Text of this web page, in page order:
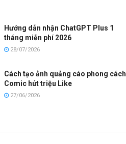
Hướng dẫn nhận ChatGPT Plus 1
tháng miễn phí 2026
28/07/2026
Cách tạo ảnh quảng cáo phong cách
Comic hút triệu Like
27/06/2026